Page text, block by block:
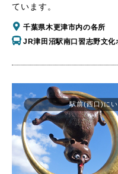
ています。
千葉県木更津市内の各所
JR津田沼駅南口習志野文化
駅前(西口)にい